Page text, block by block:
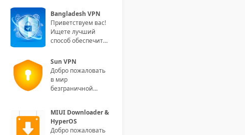
отказываясь от
излюбленной еды?
Тогда приго
Bangladesh VPN
Приветствуем вас!
Ищете лучший
способ обеспечить
ваших онлайн-
соединений?
Встречайте на
Sun VPN
Добро пожаловать
в мир
безграничной
безопасность и
конфиденциальность
MIUI Downloader &
HyperOS
Добро пожаловать